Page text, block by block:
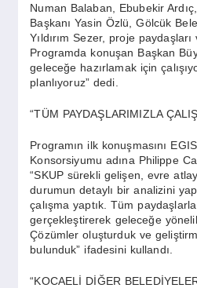
Numan Balaban, Ebubekir
Başkanı Yasin Özlü, Gölcük
Yıldırım Sezer, proje paydaşları
Programda konuşan Başkan
geleceğe hazırlamak için
planlıyoruz” dedi.
“TÜM PAYDAŞLARIMIZLA
Programın ilk konuşmasını
Konsorsiyumu adına Philippe
“SKUP sürekli gelişen, evre
durumun detaylı bir analizini
çalışma yaptık. Tüm
gerçekleştirerek geleceğe
Çözümler oluşturduk ve
bulunduk” ifadesini kullandı.
“KOCAELİ DİĞER